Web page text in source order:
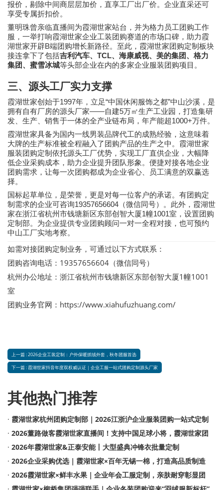
报价，剔除中间商层层加价，直享工厂出厂价。企业直采还可
享受专属折扣价。
董明珠曾亲临直播间为霞湖世家站台，并为格力员工团购工作
服，一举打响霞湖世家企业工装团购赛道的市场口碑，助力霞
湖世家开辟B端团购增长新路径。至此，霞湖世家团购定制板块
接连拿下了包括吉利汽车、 TCL、海康威视、美的集团、格力
集团、蜜雪冰城等头部企业在内的多家企业服装团购项目。
三、源头工厂实力支撑
霞湖世家创始于1997年，立足“中国休闲服饰之都”中山沙溪，是
拥有自有厂房的源头厂家——自建5万㎡生产工业园，打造集研
发、生产、销售于一体的全产业链布局，年产能超1000+万件。
霞湖世家具备为国内一线男装品牌代工的成熟经验，这意味着
大牌的生产标准被全程融入了团购产品的生产之中。霞湖世家
服装团购定制依托源头工厂优势，实现工厂直供企业，大幅降
低企业采购成本，助力企业提升团队形象。便捷对接各地企业
团购需求，让每一次团购都成为企业省心、员工满意的双赢选
择。
国标起草单位，是荣誉，更是对每一位客户的承诺。有团购定
制需求的企业可咨询19357656604 （微信同号）。此外，霞湖世
家在浙江省杭州市钱塘新区东部创智大厦1幢1001室，设置团购
定制部。为企业提供专业团购顾问一对一全程对接，也可预约
中山工厂实地考察。
如需对接团购定制业务，可通过以下方式联系：
团购咨询电话：19357656604（微信同号）
杭州办公地址：浙江省杭州市钱塘新区东部创智大厦1幢1001
室
团购业务官网：https://www.xiahufuzhuang.com/
上一篇 : 2026企业工装定制：户外保暖抓绒外套，秋冬团服首选
下一篇 : 霞湖世家抖音年度双权威认证｜企业工服一站式团购定制源头厂家
其他热门推荐
· 霞湖世家杭州团购定制部｜2026江浙沪企业服装团购一站式定制
· 2026董路做客霞湖世家直播间！支持中国足球小将，霞湖世家团
· 2026年霞湖世家&正泰安能丨大型盛典冲锋衣批量定制
· 2026企业采购优选｜霞湖世家×百年无锡一棉，打造高品质制造
· 2026霞湖世家×鲜丰水果｜企业年会工服定制，亲肤耐穿彰显团